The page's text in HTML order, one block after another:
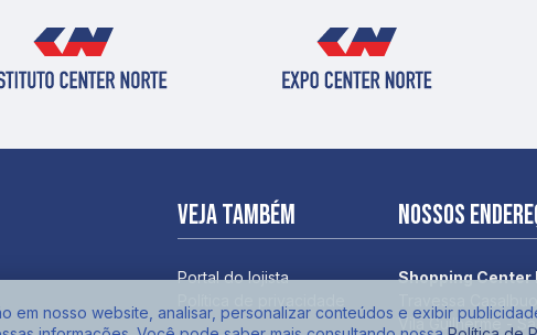
Veja também
Portal do lojista
Nossos
Shopping Center
Vila Guilherme -
em nosso website, analisar, personalizar conteúdos e exibir